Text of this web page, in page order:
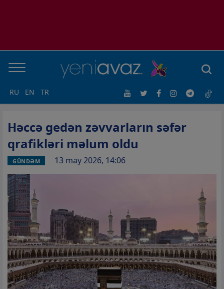
RU EN TR
Həccə gedən zəvvarların səfər
qrafikləri məlum oldu
GÜNDƏM 13 may 2026, 14:06